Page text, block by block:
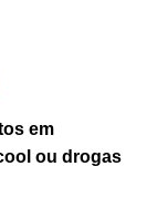
em
ou drogas